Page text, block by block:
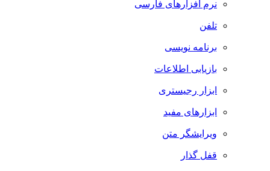
نرم افزارهای فارسی
تلفن
برنامه نویسی
بازیابی اطلاعات
ابزار رجیستری
ابزارهای مفید
ویرایشگر متن
قفل گذار